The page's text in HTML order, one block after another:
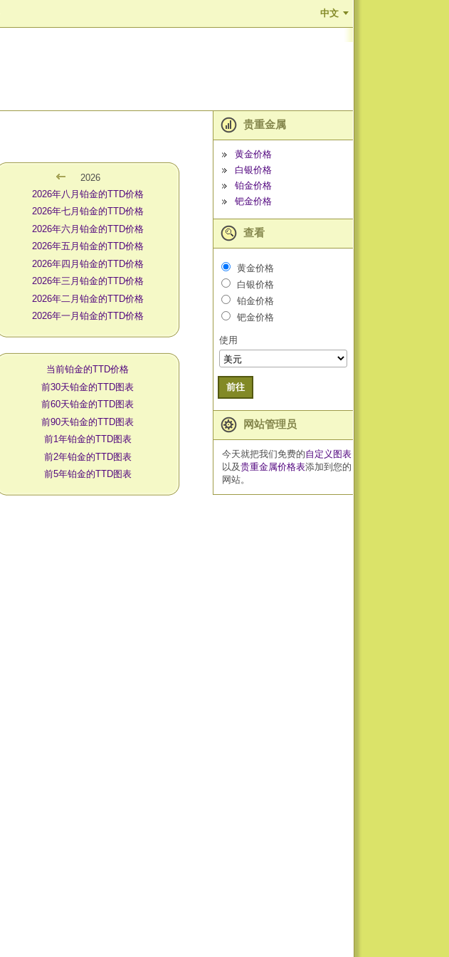
中文
2026
2026年八月铂金的TTD价格
2026年七月铂金的TTD价格
2026年六月铂金的TTD价格
2026年五月铂金的TTD价格
2026年四月铂金的TTD价格
2026年三月铂金的TTD价格
2026年二月铂金的TTD价格
2026年一月铂金的TTD价格
当前铂金的TTD价格
前30天铂金的TTD图表
前60天铂金的TTD图表
前90天铂金的TTD图表
前1年铂金的TTD图表
前2年铂金的TTD图表
前5年铂金的TTD图表
贵重金属
黄金价格
白银价格
铂金价格
钯金价格
查看
黄金价格
白银价格
铂金价格
钯金价格
使用
前往
网站管理员
今天就把我们免费的自定义图表
以及贵重金属价格表添加到您的
网站。